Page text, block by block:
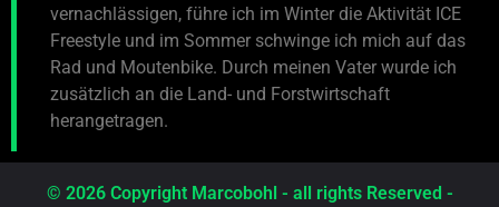
vernachlässigen, führe ich im Winter die Aktivität ICE
Freestyle und im Sommer schwinge ich mich auf das
Rad und Moutenbike. Durch meinen Vater wurde ich
zusätzlich an die Land- und Forstwirtschaft
herangetragen.
© 2026 Copyright Marcobohl - all rights Reserved -